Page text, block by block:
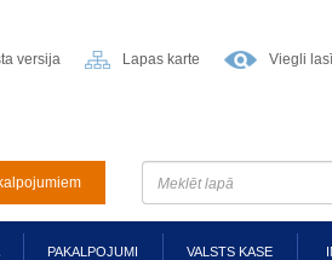
versija Lapas karte Viegli
PAKALPOJUMI VALSTS KASE